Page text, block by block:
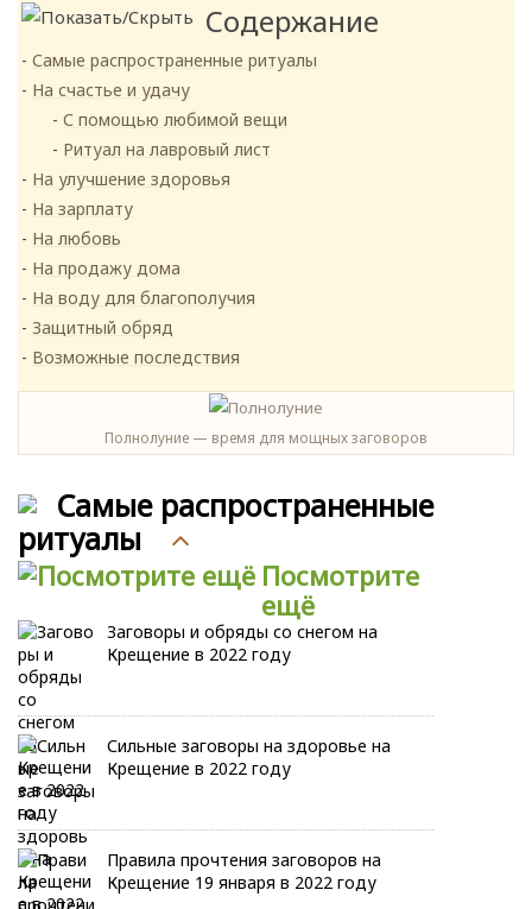
Содержание
Самые распространенные ритуалы
На счастье и удачу
С помощью любимой вещи
Ритуал на лавровый лист
На улучшение здоровья
На зарплату
На любовь
На продажу дома
На воду для благополучия
Защитный обряд
Возможные последствия
Полнолуние — время для мощных заговоров
Самые распространенные
ритуалы
Посмотрите
ещё
Заговоры и обряды со снегом на
Крещение в 2022 году
Сильные заговоры на здоровье на
Крещение в 2022 году
Правила прочтения заговоров на
Крещение 19 января в 2022 году